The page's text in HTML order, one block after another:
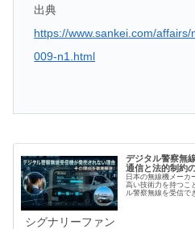
出典
https://www.sankei.com/
009-n1.html
デジタル警察無
通信と法的制約
日本の無線機メーカ
高い技術力を持つこ
ル警察無線を受信で
シグナリーファン